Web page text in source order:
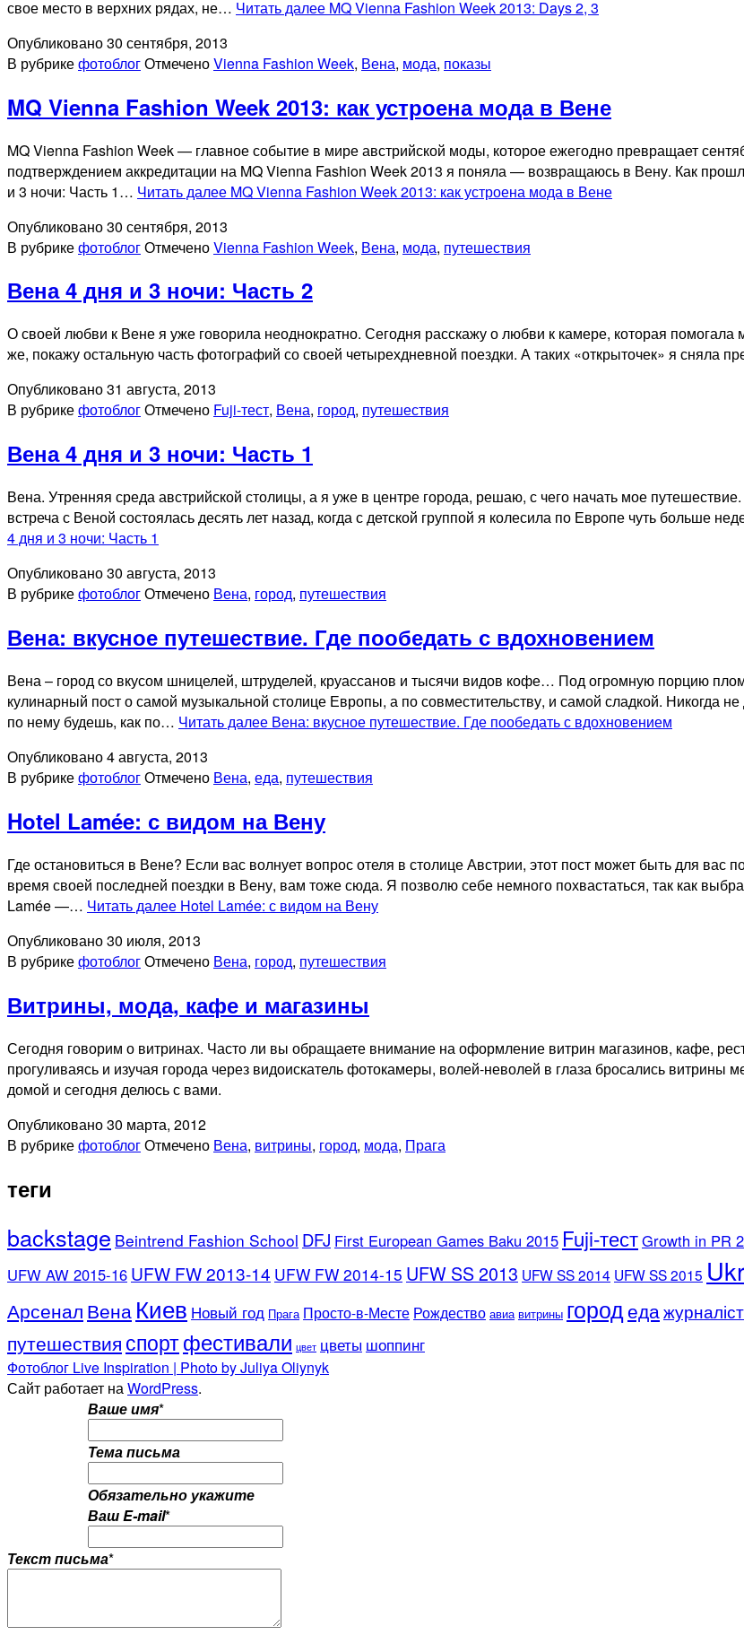
свое место в верхних рядах, не… Читать далее MQ Vienna Fashion Week 2013: Days 2, 3
Опубликовано30 сентября, 2013
В рубрикефотоблогОтмеченоVienna Fashion Week, Вена, мода, показы
MQ Vienna Fashion Week 2013: как устроена мода в Вене
MQ Vienna Fashion Week — главное событие в мире австрийской моды, которое ежегодно превращает
подтверждением аккредитации на MQ Vienna Fashion Week 2013 я поняла — возвращаюсь в Вену. Как
и 3 ночи: Часть 1… Читать далее MQ Vienna Fashion Week 2013: как устроена мода в Вене
Опубликовано30 сентября, 2013
В рубрикефотоблогОтмеченоVienna Fashion Week, Вена, мода, путешествия
Вена 4 дня и 3 ночи: Часть 2
О своей любви к Вене я уже говорила неоднократно. Сегодня расскажу о любви к камере, которая
же, покажу остальную часть фотографий со своей четырехдневной поездки. А таких «открыточек» я сняла
Опубликовано31 августа, 2013
В рубрикефотоблогОтмечено Fuji-тест, Вена, город, путешествия
Вена 4 дня и 3 ночи: Часть 1
Вена. Утренняя среда австрийской столицы, а я уже в центре города, решаю, с чего начать мое
встреча с Веной состоялась десять лет назад, когда с детской группой я колесила по Европе чуть больше
4 дня и 3 ночи: Часть 1
Опубликовано30 августа, 2013
В рубрикефотоблогОтмечено Вена, город, путешествия
Вена: вкусное путешествие. Где пообедать с вдохновением
Вена – город со вкусом шницелей, штруделей, круассанов и тысячи видов кофе… Под огромную порцию
кулинарный пост о самой музыкальной столице Европы, а по совместительству, и самой сладкой. Никогда
по нему будешь, как по… Читать далее Вена: вкусное путешествие. Где пообедать с вдохновением
Опубликовано4 августа, 2013
В рубрикефотоблогОтмечено Вена, еда, путешествия
Hotel Lamée: с видом на Вену
Где остановиться в Вене? Если вас волнует вопрос отеля в столице Австрии, этот пост может быть для вас
время своей последней поездки в Вену, вам тоже сюда. Я позволю себе немного похвастаться, так как
Lamée —… Читать далее Hotel Lamée: с видом на Вену
Опубликовано30 июля, 2013
В рубрикефотоблогОтмечено Вена, город, путешествия
Витрины, мода, кафе и магазины
Сегодня говорим о витринах. Часто ли вы обращаете внимание на оформление витрин магазинов, кафе,
прогуливаясь и изучая города через видоискатель фотокамеры, волей-неволей в глаза бросались
домой и сегодня делюсь с вами.
Опубликовано30 марта, 2012
В рубрикефотоблогОтмечено Вена, витрины, город, мода, Прага
теги
backstage Beintrend Fashion School DFJ First European Games Baku 2015 Fuji-тестGrowth in PR
UFW AW 2015-16 UFW FW 2013-14 UFW FW 2014-15 UFW SS 2013 UFW SS 2014 UFW SS 2015
Арсенал Вена Киев Новый год Прага Просто-в-Месте Рождество авиа витрины городеда
путешествия спортфестивали цвет цветы шоппинг
Фотоблог Live Inspiration | Photo by Juliya Oliynyk
Сайт работает наWordPress.
Ваше имя*
Тема письма
Обязательно укажите
Ваш E-mail*
Текст письма*